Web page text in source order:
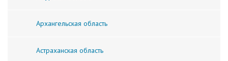
Архангельская область
Астраханская область